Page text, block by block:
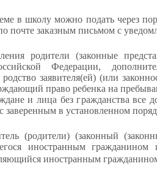
в школу можно подать через
почте заказным письмом с
родители (законные
Федерации,
заявителя(ей) (или
право ребенка на
и лица без гражданства все
заверенным в установленном
(родители) (законный
иностранным
иностранным